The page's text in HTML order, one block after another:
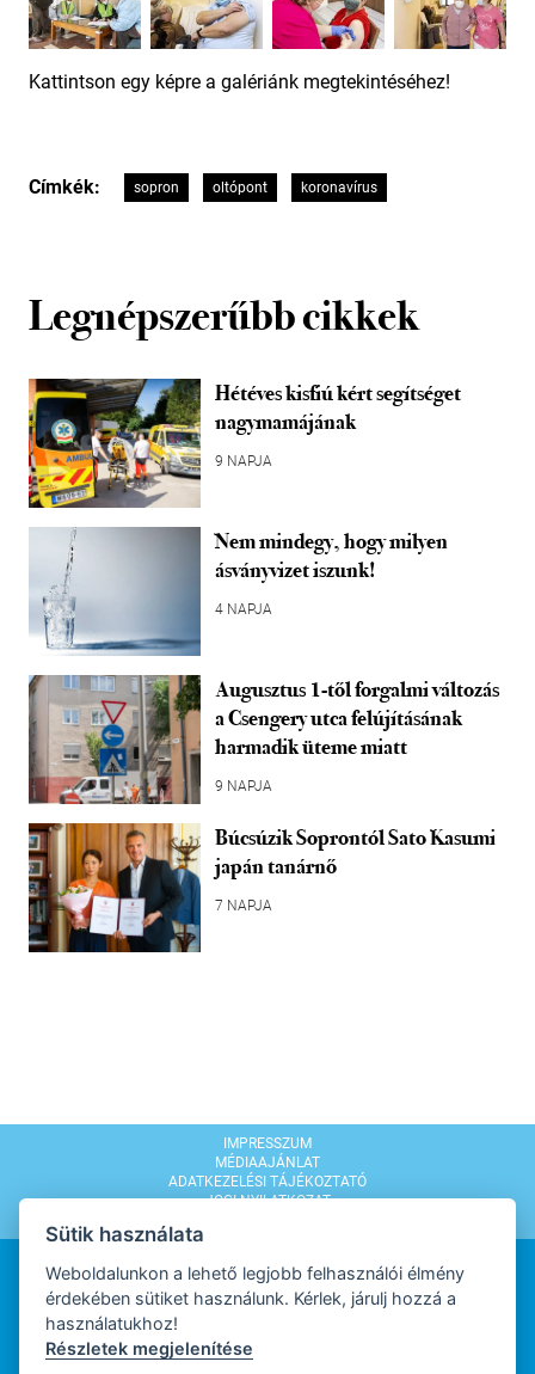
Kattintson egy képre a galériánk megtekintéséhez!
Címkék: sopron oltópont koronavírus
Legnépszerűbb cikkek
Hétéves kisfiú kért segítséget
nagymamájának
9 NAPJA
Nem mindegy, hogy milyen
ásványvizet iszunk!
4 NAPJA
Augusztus 1-től forgalmi változás
a Csengery utca felújításának
harmadik üteme miatt
9 NAPJA
Búcsúzik Soprontól Sato Kasumi
japán tanárnő
7 NAPJA
IMPRESSZUM
MÉDIAAJÁNLAT
ADATKEZELÉSI TÁJÉKOZTATÓ
JOGI NYILATKOZAT
WEBDESIGN
Sütik használata
Weboldalunkon a lehető legjobb felhasználói élmény
érdekében sütiket használunk. Kérlek, járulj hozzá a
használatukhoz!
Részletek megjelenítése